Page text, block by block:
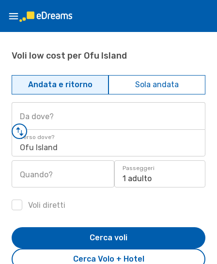
Voli low cost per Ofu Island
Andata e ritorno Sola andata
Da dove?
Verso dove?
Ofu Island
Quando?
Passeggeri
1 adulto
Voli diretti
Cerca Volo + Hotel
Cerca voli